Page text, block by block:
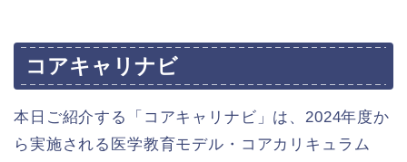
コアキャリナビ
本日ご紹介する「コアキャリナビ」は、2024年度か
ら実施される医学教育モデル・コアカリキュラム